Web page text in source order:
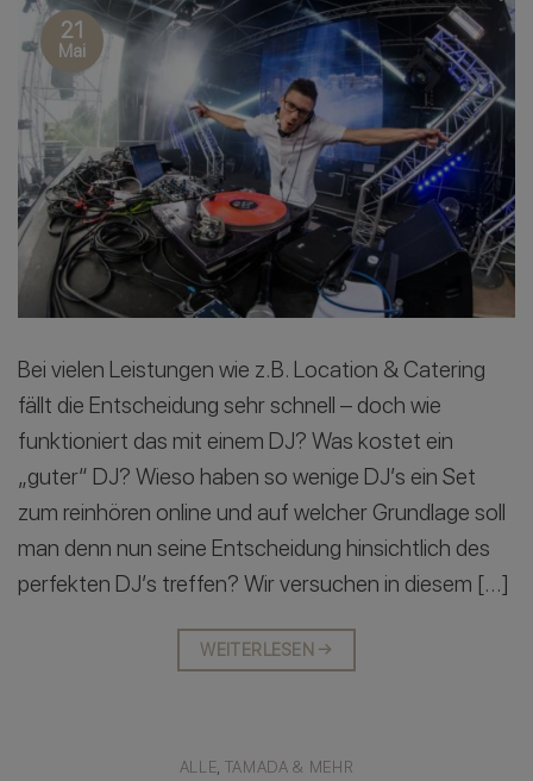
21
Mai
Bei vielen Leistungen wie z.B. Location & Catering
fällt die Entscheidung sehr schnell – doch wie
funktioniert das mit einem DJ? Was kostet ein
„guter“ DJ? Wieso haben so wenige DJ’s ein Set
zum reinhören online und auf welcher Grundlage soll
man denn nun seine Entscheidung hinsichtlich des
perfekten DJ’s treffen? Wir versuchen in diesem […]
WEITERLESEN →
ALLE TAMADA & MEHR